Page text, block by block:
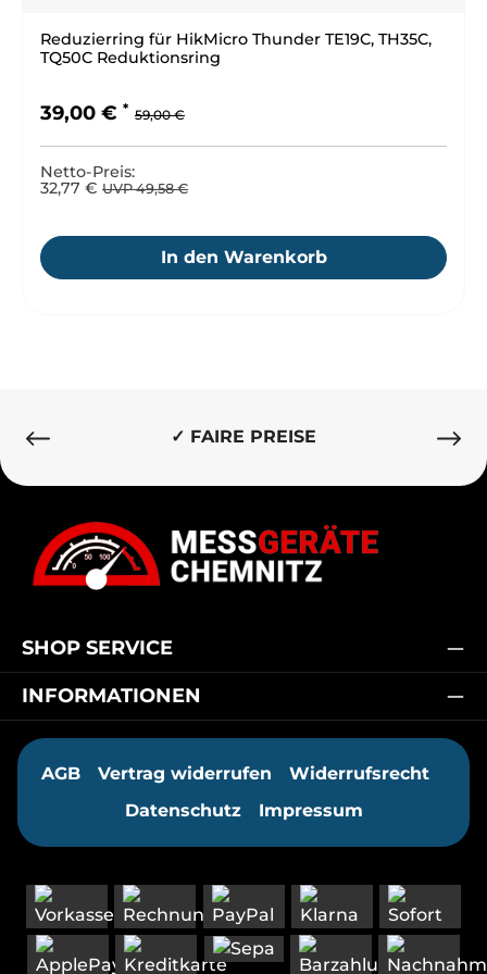
Reduzierring für HikMicro Thunder TE19C, TH35C,
TQ50C Reduktionsring
Verkaufspreis:
39,00 € Regulärer Preis:
59,00 €
Netto-Preis:
32,77 € UVP 49,58 €
In den Warenkorb
✓ BESTE QUALITÄT
SHOP SERVICE
INFORMATIONEN
AGB Vertrag widerrufen
Widerrufsrecht
Datenschutz
Impressum